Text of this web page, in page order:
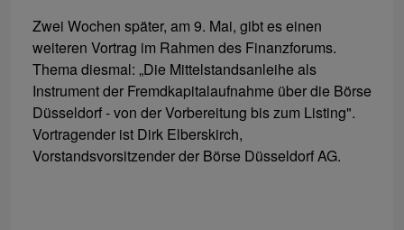
Zwei Wochen später, am 9. Mai, gibt es einen
weiteren Vortrag im Rahmen des Finanzforums.
Thema diesmal: „Die Mittelstandsanleihe als
Instrument der Fremdkapitalaufnahme über die Börse
Düsseldorf - von der Vorbereitung bis zum Listing".
Vortragender ist Dirk Elberskirch,
Vorstandsvorsitzender der Börse Düsseldorf AG.